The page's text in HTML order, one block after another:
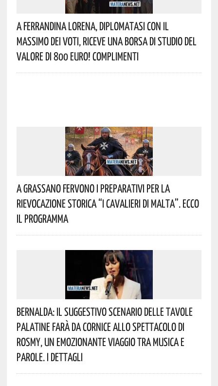
A Ferrandina Lorena, Diplomatasi Con Il
Massimo Dei Voti, Riceve Una Borsa Di Studio Del
Valore Di 800 Euro! Complimenti
A Grassano Fervono I Preparativi Per La
Rievocazione Storica “I CAVALIERI DI MALTA”. Ecco
Il Programma
Bernalda: Il Suggestivo Scenario Delle Tavole
Palatine Farà Da Cornice Allo Spettacolo Di
Rosmy, Un Emozionante Viaggio Tra Musica E
Parole. I Dettagli